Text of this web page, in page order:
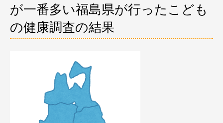
が一番多い福島県が行ったこども
の健康調査の結果